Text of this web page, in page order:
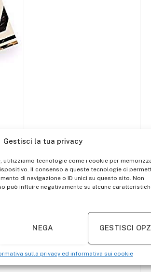
Gestisci la tua privacy
utilizziamo tecnologie come i cookie per
Il consenso a queste tecnologie ci
di navigazione o ID unici su questo sito. Non
può influire negativamente su alcune
NEGA GESTISCI
sulla privacy ed informativa sui cookie